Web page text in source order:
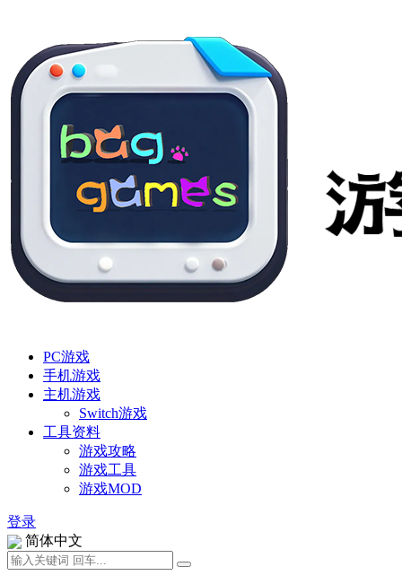
PC游戏
手机游戏
主机游戏
Switch游戏
工具资料
游戏攻略
游戏工具
游戏MOD
登录
简体中文